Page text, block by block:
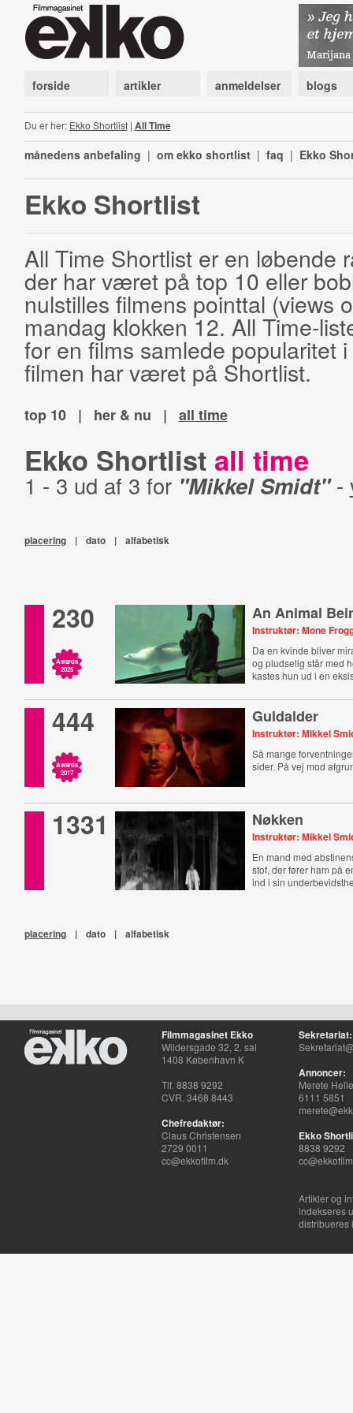
forside artikler anmeldelser blogs
Du er her: Ekko Shortlist| All Time
månedens anbefaling | om ekko shortlist | faq | Ekko
Ekko Shortlist
All Time Shortlist er en løbende
der har været på top 10 eller
nulstilles filmens pointtal (views
mandag klokken 12. All Time-
for en films samlede popularitet
filmen har været på Shortlist.
top 10 | her & nu | all time
Ekko Shortlist all time
1 - 3 ud af 3 for "Mikkel Smidt"-
placering | dato | alfabetisk
230
Awards
2025
An Animal
Instruktør: Mone
Da en kvinde bliver
og pludselig står med
kastes hun ud i en
444
Awards
2017
Guldalder
Instruktør: Mikkel
Så mange
sider. På vej mod
1331 Nøkken
Instruktør: Mikkel
En mand med
stof, der fører ham på
ind i sin
placering | dato | alfabetisk
Filmmagasinet Ekko
Wildersgade 32, 2. sal
1408 København K
Tlf. 8838 9292
CVR. 3468 8443
Chefredaktør:
Claus Christensen
2729 0011
cc@ekkofilm.dk
Sekretariat:
Annoncer:
Merete
6111 5851
Ekko
8838 9292
Artikler og
indekseres
distribueres